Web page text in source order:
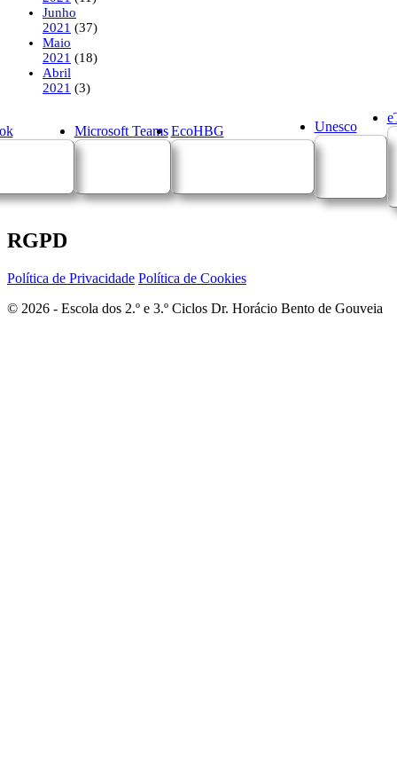
Junho
2021 (37)
Maio
2021 (18)
Abril
2021 (3)
Microsoft Teams EcoHBG Unesco
RGPD
Política de Privacidade Política de Cookies
© 2026 - Escola dos 2.º e 3.º Ciclos Dr. Horácio Bento de Gouveia